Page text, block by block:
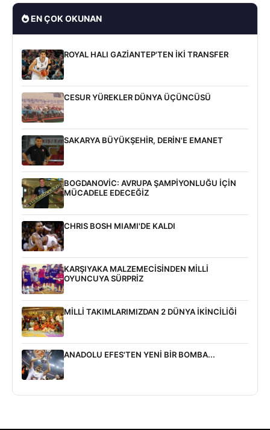
EN ÇOK OKUNAN
ROYAL HALI GAZİANTEP'TEN İKİ TRANSFER
CESUR YÜREKLER DÜNYA ÜÇÜNCÜSÜ
SAKARYA BÜYÜKŞEHİR, DERİN'E EMANET
BOGDANOVİC: AVRUPA ŞAMPİYONLUĞU İÇİN
MÜCADELE EDECEĞİZ
CHRIS BOSH MIAMI'DE KALDI
KARŞIYAKA MALZEMECİSİNDEN MİLLİ
OYUNCUYA SÜRPRİZ
MİLLİ TAKIMLARIMIZDAN 2 DÜNYA İKİNCİLİĞİ
ANADOLU EFES'TEN YENİ BİR BOMBA...